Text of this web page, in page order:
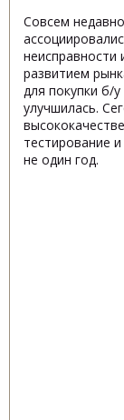
Совсем
неисправности
развитием
для покупки б/
улучшилась.
тестирование
не один год.